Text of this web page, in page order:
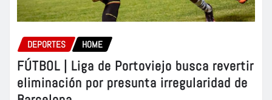
DEPORTES HOME
FÚTBOL | Liga de Portoviejo busca revertir
eliminación por presunta irregularidad de